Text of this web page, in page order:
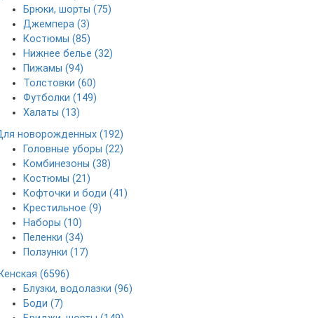
Брюки, шорты (75)
Джемпера (3)
Костюмы (85)
Нижнее белье (32)
Пижамы (94)
Толстовки (60)
Футболки (149)
Халаты (13)
новорожденных (192)
Головные уборы (22)
Комбинезоны (38)
Костюмы (21)
Кофточки и боди (41)
Крестильное (9)
Наборы (10)
Пеленки (34)
Ползунки (17)
(6596)
Блузки, водолазки (96)
Боди (7)